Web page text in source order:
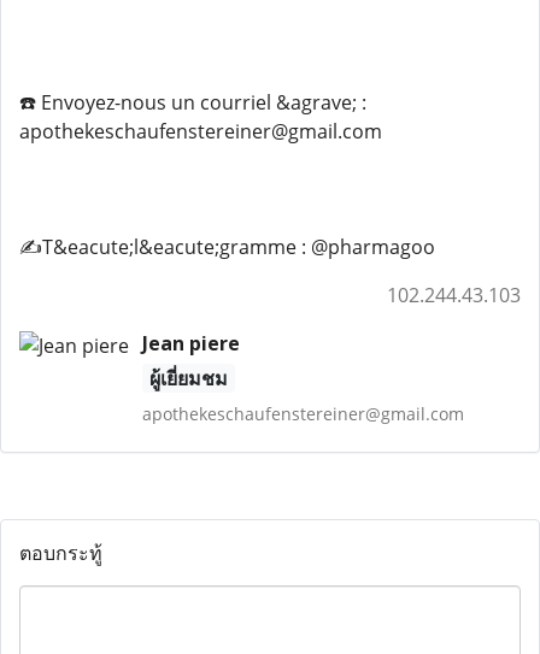
☎️ Envoyez-nous un courriel &agrave; :
apothekeschaufenstereiner@gmail.com
✍️T&eacute;l&eacute;gramme : @pharmagoo
102.244.43.103
Jean piere
ผู้เยี่ยมชม
apothekeschaufenstereiner@gmail.com
ตอบกระทู้